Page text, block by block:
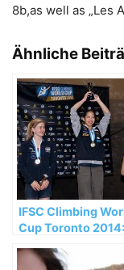
8b,as well as „Les
Ähnliche
IFSC Climbing
Cup Toronto 2014:
Mondet top